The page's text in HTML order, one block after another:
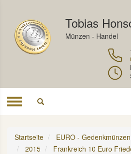
Tobias
Münzen - Handel
Toggle
Startseite EURO - Gedenkmünzen
2015
Frankreich 10 Euro